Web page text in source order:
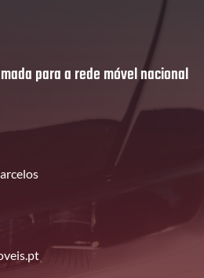
para a rede móvel nacional